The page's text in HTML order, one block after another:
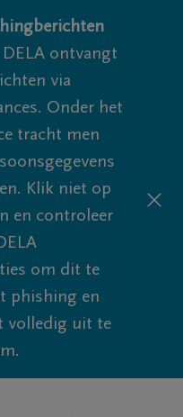
DELA ontvangt
via
Onder het
tracht men
Klik niet op
en controleer
om dit te
phishing en
volledig uit te